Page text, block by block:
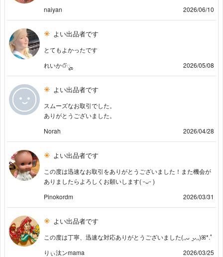
naiyan
2026/06/10
よい出品者です
とてもよかったです
れいか✩⃛ೄ
2026/05/08
よい出品者です
スムーズなお取引でした。
ありがとうございました。
Norah
2026/04/28
よい出品者です
この度は迅速なお取引をありがとうございました！また機会が
ありましたらよろしくお願いします( ᵕᴗᵕ )
Pinokordm
2026/03/31
よい出品者です
この度は丁寧、迅速な対応ありがとうございました(,,ᴗ ̫ᴗ,,)ꕤ*.ﾟ
りぃ汰ンmama
2026/03/25